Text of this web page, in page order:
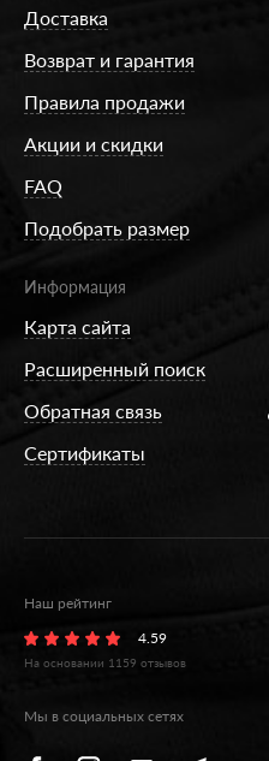
Доставка
Возврат и гарантия
Правила продажи
Акции и скидки
FAQ
Подобрать размер
Информация
Карта сайта
Расширенный поиск
Обратная связь
Сертификаты
Наш рейтинг
4.59
На основании 1159 отзывов
Мы в социальных сетях